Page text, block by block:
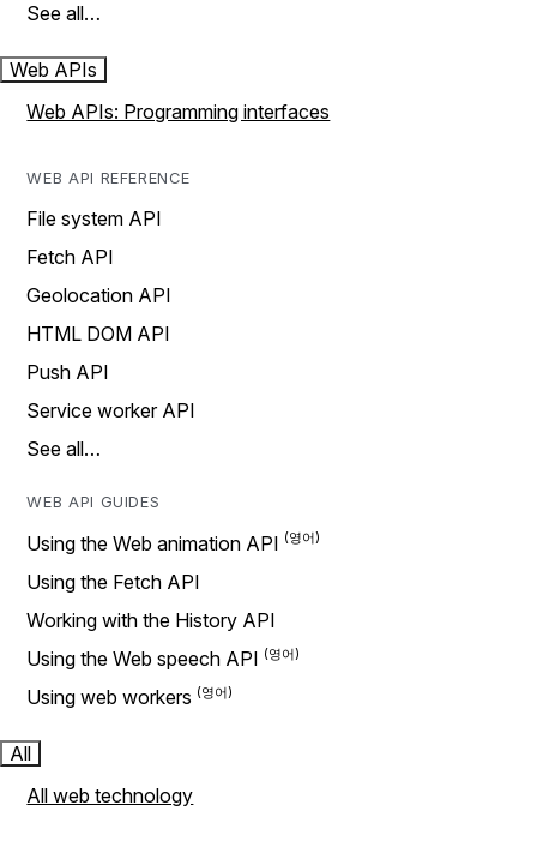
See all…
Web APIs
Web APIs: Programming interfaces
WEB API REFERENCE
File system API
Fetch API
Geolocation API
HTML DOM API
Push API
Service worker API
See all…
WEB API GUIDES
Using the Web animation API
Using the Fetch API
Working with the History API
Using the Web speech API
Using web workers
All
All web technology